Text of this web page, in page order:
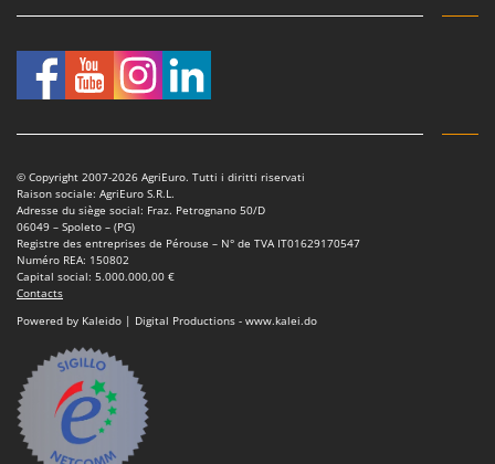
© Copyright 2007-2026 AgriEuro. Tutti i diritti riservati
Raison sociale: AgriEuro S.R.L.
Adresse du siège social: Fraz. Petrognano 50/D
06049 – Spoleto – (PG)
Registre des entreprises de Pérouse – N° de TVA IT01629170547
Numéro REA: 150802
Capital social: 5.000.000,00 €
Contacts
Powered by Kaleido | Digital Productions - www.kalei.do